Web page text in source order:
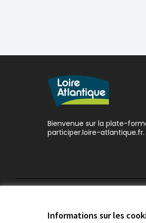
Informations sur les
Bienvenue sur la plate-
participer.loire-atlantique.fr.